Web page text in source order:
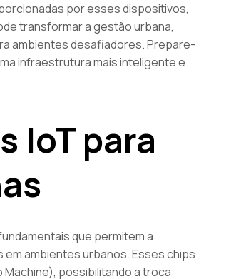
por esses dispositivos,
transformar a gestão urbana,
ambientes desafiadores. Prepare-
infraestrutura mais inteligente e
IoT para
que permitem a
ambientes urbanos. Esses chips
Machine), possibilitando a troca